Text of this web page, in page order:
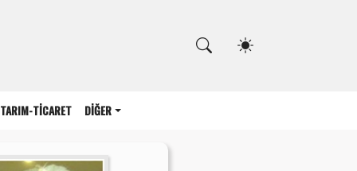
TARIM-TİCARET DİĞER